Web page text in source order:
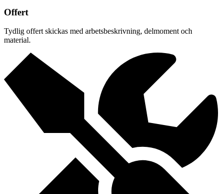
Offert
Tydlig offert skickas med arbetsbeskrivning, delmoment och
material.